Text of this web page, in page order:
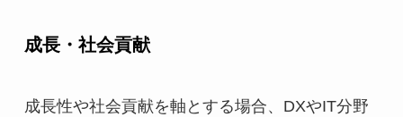
成長・社会貢献
成長性や社会貢献を軸とする場合、DXやIT分野